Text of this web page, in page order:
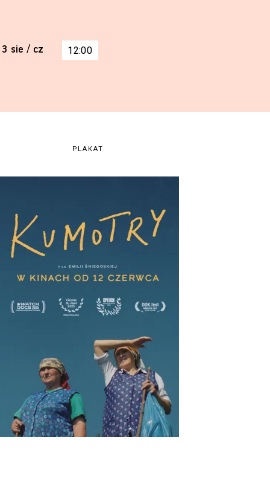
sie / cz 12:00
PLAKAT